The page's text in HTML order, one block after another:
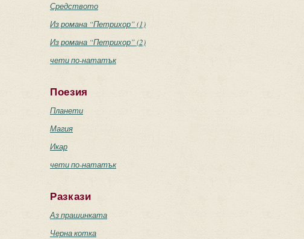
Средството
Из романа “Петрихор” (1)
Из романа “Петрихор” (2)
чети по-нататък
Поезия
Планети
Магия
Икар
чети по-нататък
Разкази
Аз прашинката
Черна котка